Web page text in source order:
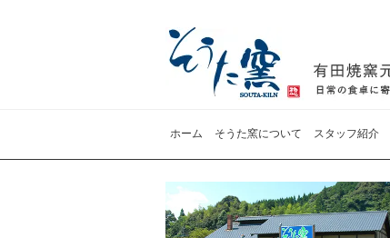
ホーム そうた窯について スタッフ紹介